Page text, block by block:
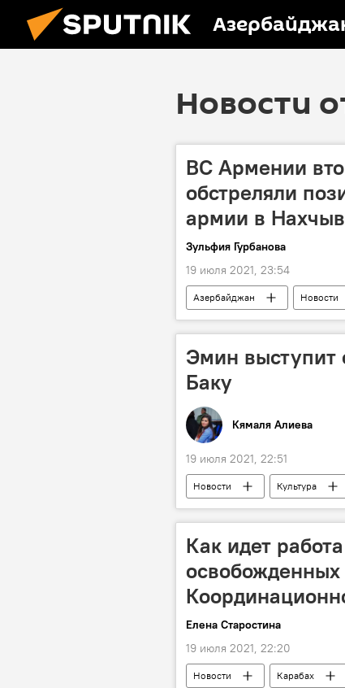
Новости
ВС Армении
обстреляли
армии в
Зульфия Гурбанова
19 июля 2021, 23:54
Азербайджан Новости
Эмин выступит
Баку
Кямаля Алиева
19 июля 2021, 22:51
Новости Культура
Эмин Агаларов
Баку
Как идет
Елена Старостина
19 июля 2021, 22:20
Новости Карабах